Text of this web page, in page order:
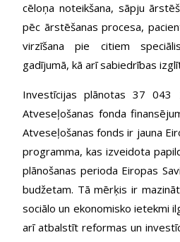
cēloņa noteikšana, sāpju
pēc ārstēšanas procesa,
virzīšana pie citiem
gadījumā, kā arī sabiedrības
Investīcijas plānotas 37
Atveseļošanas fonda
Atveseļošanas fonds ir jauna
programma, kas izveidota
plānošanas perioda Eiropas
budžetam. Tā mērķis ir
sociālo un ekonomisko ietekmi
arī atbalstīt reformas un